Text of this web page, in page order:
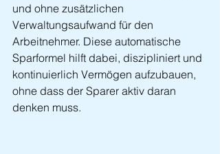
und ohne zusätzlichen
Verwaltungsaufwand für den
Arbeitnehmer. Diese automatische
Sparformel hilft dabei, diszipliniert und
kontinuierlich Vermögen aufzubauen,
ohne dass der Sparer aktiv daran
denken muss.